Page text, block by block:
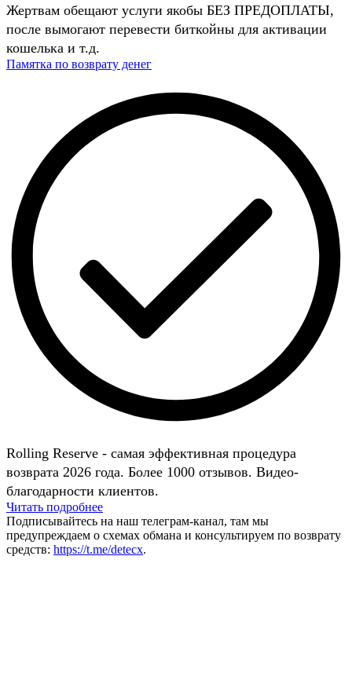
Жертвам обещают услуги якобы БЕЗ ПРЕДОПЛАТЫ,
после вымогают перевести биткойны для активации
кошелька и т.д.
Памятка по возврату денег
Rolling Reserve - самая эффективная процедура
возврата 2026 года. Более 1000 отзывов. Видео-
благодарности клиентов.
Читать подробнее
Подписывайтесь на наш телеграм-канал, там мы
предупреждаем о схемах обмана и консультируем по возврату
средств: https://t.me/detecx.